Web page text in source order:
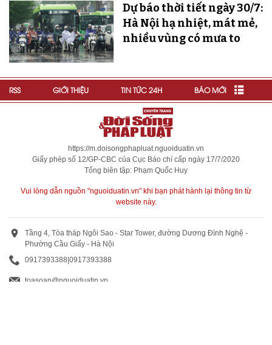
Dự báo thời tiết ngày 30/7:
Hà Nội hạ nhiệt, mát mẻ,
nhiều vùng có mưa to
RSS GIỚI THIỆU TIN TỨC 24H BÁO MỚI
https://m.doisongphapluat.nguoiduatin.vn
Giấy phép số 12/GP-CBC của Cục Báo chí cấp ngày 17/7/2020
Tổng biên tập: Phạm Quốc Huy
Vui lòng dẫn nguồn "nguoiduatin.vn" khi bạn phát hành lại thông tin từ
website này.
Tầng 4, Tòa tháp Ngôi Sao - Star Tower, đường Dương Đình Nghệ -
Phường Cầu Giấy - Hà Nội
0917393388 0917393388
toasoan@nguoiduatin.vn